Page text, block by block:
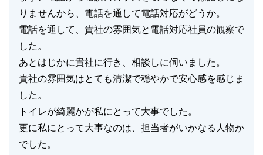
りませんから、電話を通して電話対応がどうか。
電話を通して、貴社の雰囲気と電話対応社員の観察で
した。
あとはじかに貴社に行き、相談しに伺いました。
貴社の雰囲気はとても清潔で穏やかで安心感を感じま
した。
トイレが綺麗かが私にとって大事でした。
更に私にとって大事なのは、担当者がいかなる人物か
でした。